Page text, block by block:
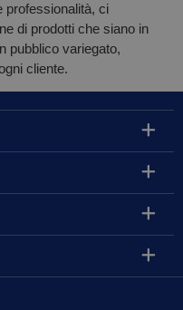
professionalità, ci
di prodotti che siano in
pubblico variegato,
cliente.